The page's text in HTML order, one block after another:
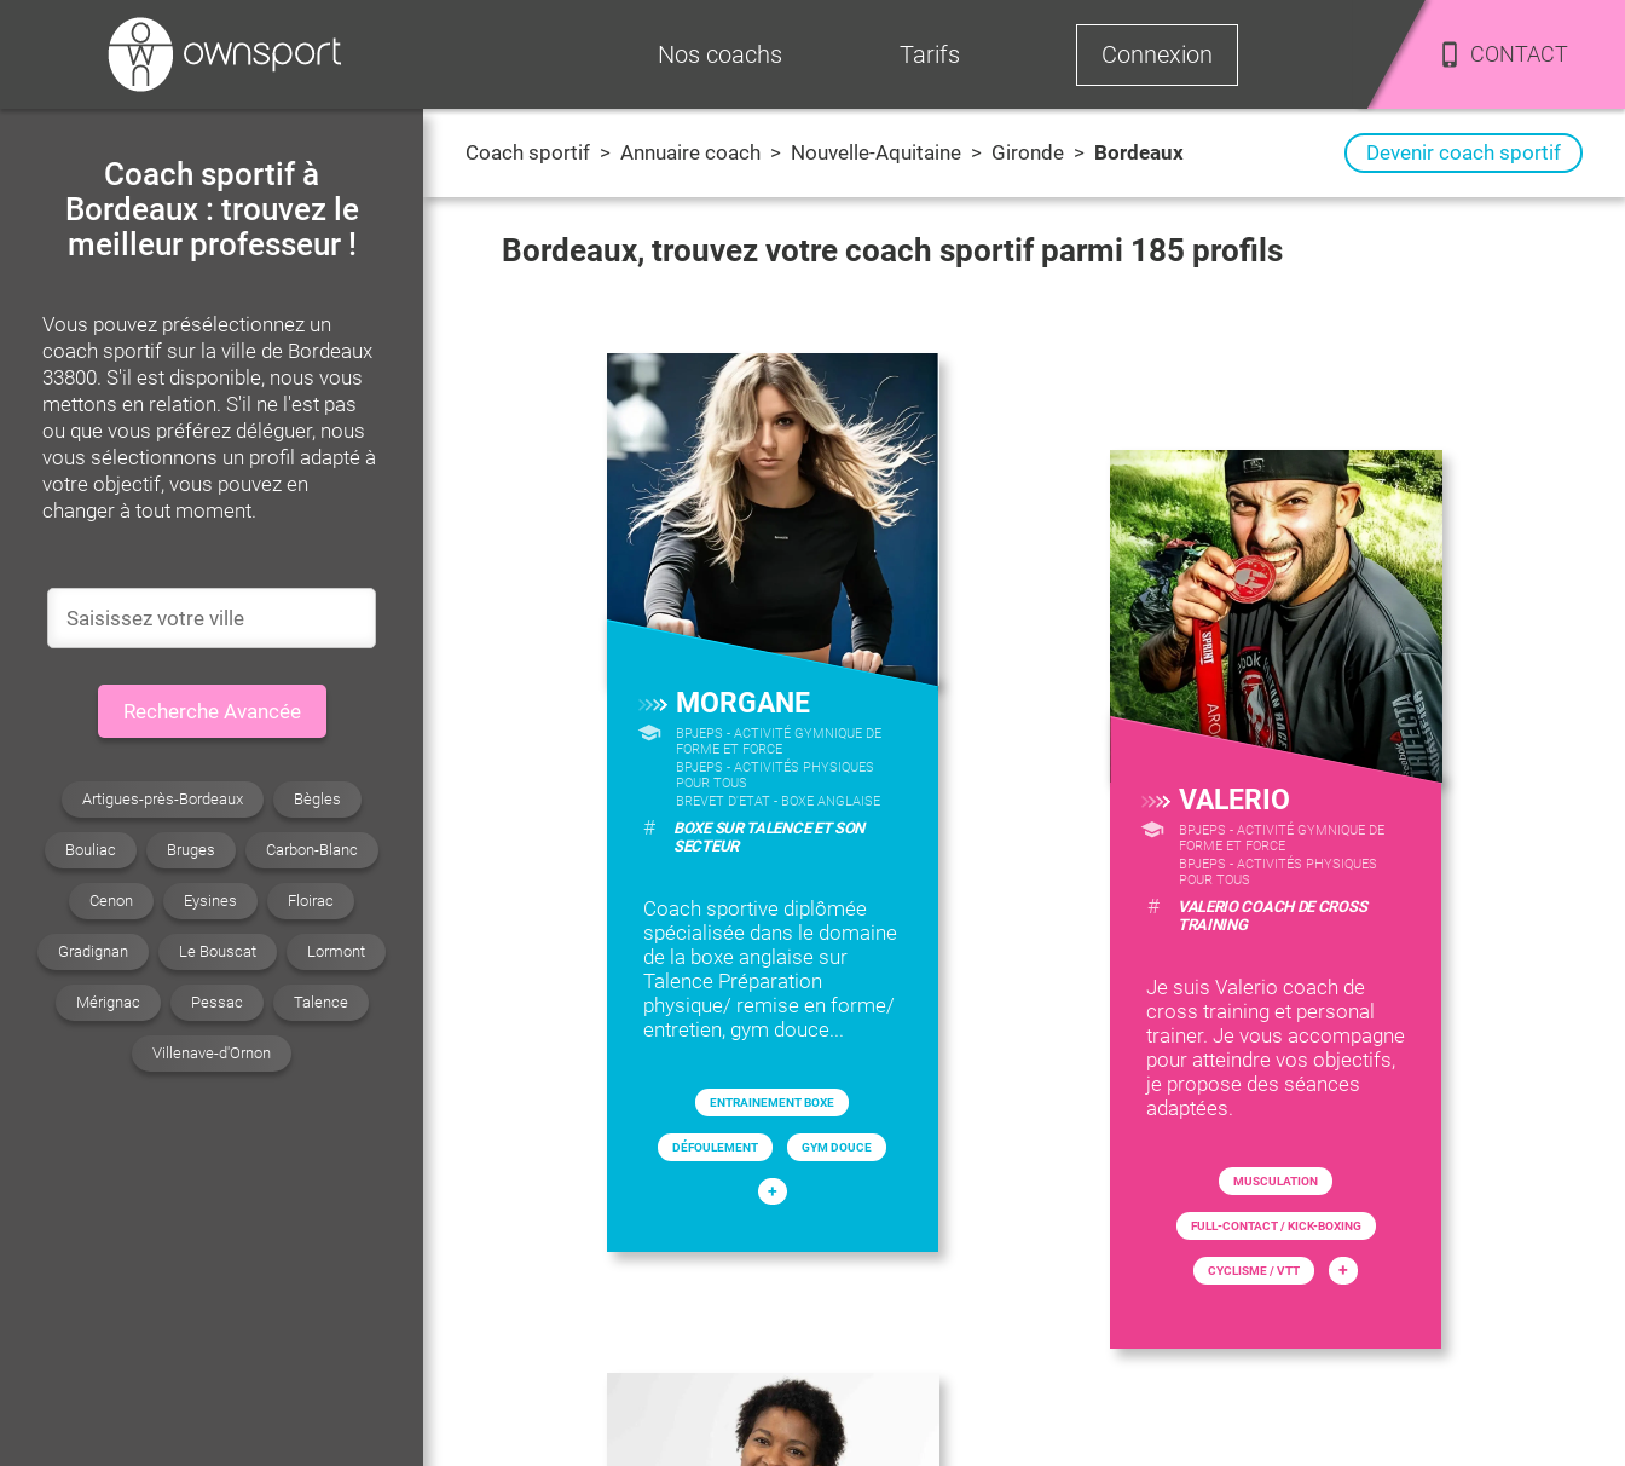
Nos coachs Tarifs Connexion CONTACT
Coach sportif à
Bordeaux : trouvez le
meilleur professeur !
Vous pouvez présélectionnez un
coach sportif sur la ville de Bordeaux
33800. S'il est disponible, nous vous
mettons en relation. S'il ne l'est pas
ou que vous préférez déléguer, nous
vous sélectionnons un profil adapté à
votre objectif, vous pouvez en
changer à tout moment.
Recherche Avancée
Artigues-près-Bordeaux Bègles
Bouliac Bruges Carbon-Blanc
Cenon Eysines Floirac
Gradignan Le Bouscat Lormont
Mérignac Pessac Talence
Villenave-d'Ornon
Coach sportif > Annuaire coach > Nouvelle-Aquitaine > Gironde > Bordeaux Devenir coach sportif
Bordeaux, trouvez votre coach sportif parmi 185 profils
MORGANE
BPJEPS - ACTIVITÉ GYMNIQUE DE
FORME ET FORCE
BPJEPS - ACTIVITÉS PHYSIQUES
POUR TOUS
BREVET D'ETAT - BOXE ANGLAISE
#
BOXE SUR TALENCE ET SON
SECTEUR
Coach sportive diplômée
spécialisée dans le domaine
de la boxe anglaise sur
Talence Préparation
physique/ remise en forme/
entretien, gym douce...
ENTRAINEMENT BOXE
DÉFOULEMENT GYM DOUCE
+
VALERIO
BPJEPS - ACTIVITÉ GYMNIQUE DE
FORME ET FORCE
BPJEPS - ACTIVITÉS PHYSIQUES
POUR TOUS
#
VALERIO COACH DE CROSS
TRAINING
Je suis Valerio coach de
cross training et personal
trainer. Je vous accompagne
pour atteindre vos objectifs,
je propose des séances
adaptées.
MUSCULATION
FULL-CONTACT / KICK-BOXING
CYCLISME / VTT +